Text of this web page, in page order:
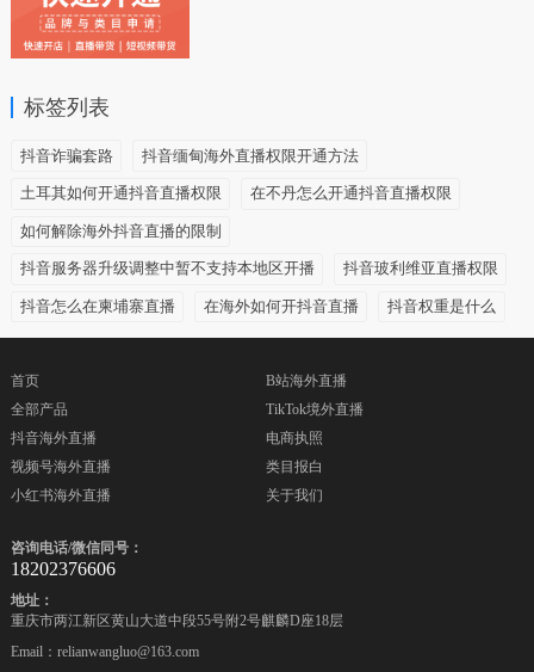
标签列表
抖音诈骗套路 抖音缅甸海外直播权限开通方法
土耳其如何开通抖音直播权限 在不丹怎么开通抖音直播权限
如何解除海外抖音直播的限制
抖音服务器升级调整中暂不支持本地区开播 抖音玻利维亚直播权限
抖音怎么在柬埔寨直播 在海外如何开抖音直播 抖音权重是什么
首页
全部产品
抖音海外直播
视频号海外直播
小红书海外直播
B站海外直播
TikTok境外直播
电商执照
类目报白
关于我们
咨询电话/微信同号：
18202376606
地址：
重庆市两江新区黄山大道中段55号附2号麒麟D座18层
Email：relianwangluo@163.com